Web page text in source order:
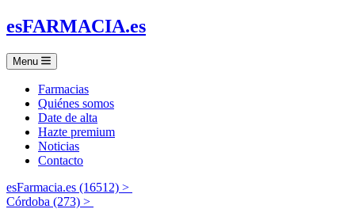
esFARMACIA.es
Menu
Farmacias
Quiénes somos
Date de alta
Hazte premium
Noticias
Contacto
esFarmacia.es (16512) >
Córdoba (273) >